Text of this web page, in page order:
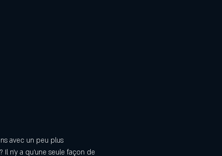
avec un peu plus
Il n'y a qu'une seule façon de